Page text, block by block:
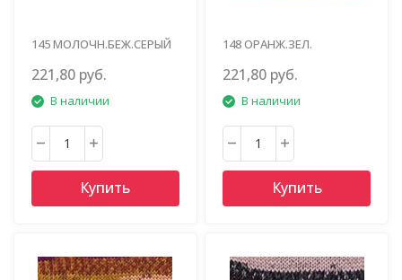
145 МОЛОЧН.БЕЖ.СЕРЫЙ
221,80 руб.
В наличии
Купить
148 ОРАНЖ.ЗЕЛ.
221,80 руб.
В наличии
Купить